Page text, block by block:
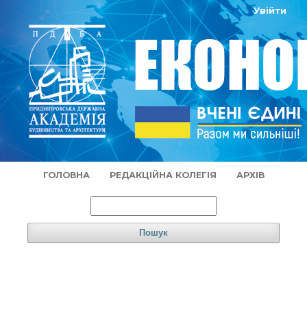
ГОЛОВНА РЕДАКЦІЙНА КОЛЕГІЯ АРХІВ
Пошук
Увійти